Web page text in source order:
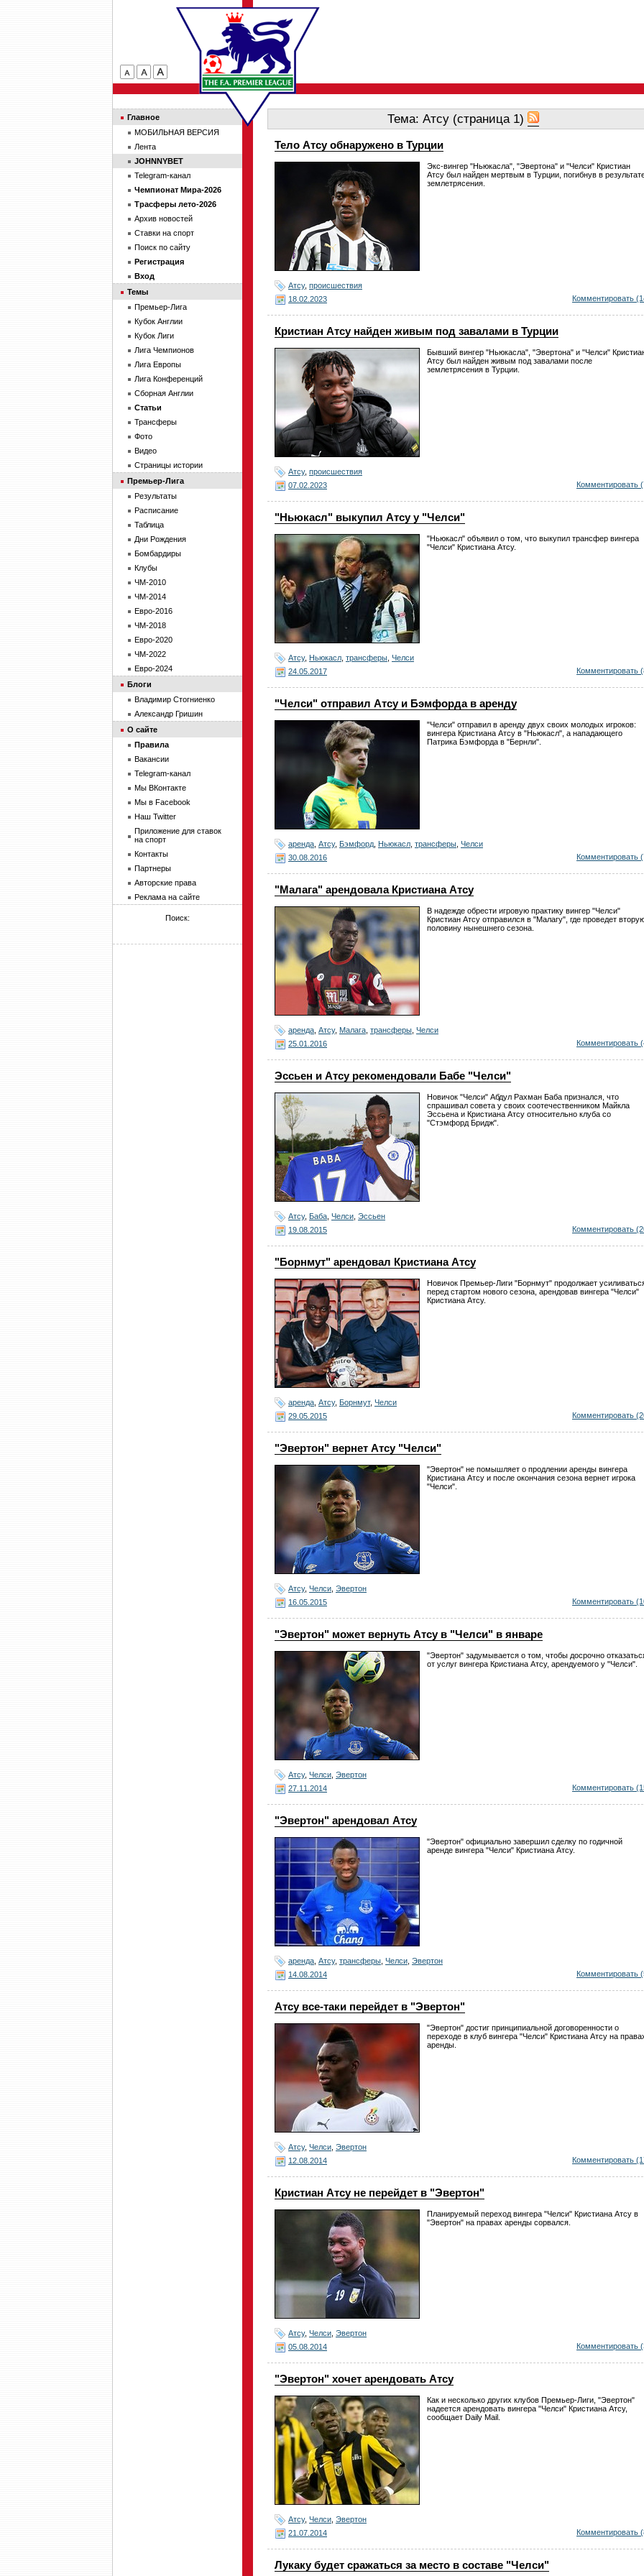
Тема: Атсу (страница 1)
Тело Атсу обнаружено в Турции
Экс-вингер "Ньюкасла", "Эвертона" и "Челси" Кристиан
Атсу был найден мертвым в Турции, погибнув в
землетрясения.
Атсу, происшествия
18.02.2023
Комментировать
Кристиан Атсу найден живым под завалами в Турции
Бывший вингер "Ньюкасла", "Эвертона" и "Челси"
Атсу был найден живым под завалами после
землетрясения в Турции.
Атсу, происшествия
07.02.2023
Комментировать
"Ньюкасл" выкупил Атсу у "Челси"
"Ньюкасл" объявил о том, что выкупил трансфер вингера
"Челси" Кристиана Атсу.
Атсу, Ньюкасл трансферы Челси
24.05.2017
Комментировать
"Челси" отправил Атсу и Бэмфорда в аренду
"Челси" отправил в аренду двух своих молодых игроков:
вингера Кристиана Атсу в "Ньюкасл", а нападающего
Патрика Бэмфорда в "Бернли".
аренда Атсу, Бэмфорд Ньюкасл трансферы Челси
30.08.2016
Комментировать
"Малага" арендовала Кристиана Атсу
В надежде обрести игровую практику вингер "Челси"
Кристиан Атсу отправился в "Малагу", где проведет
половину нынешнего сезона.
аренда Атсу, Малага трансферы Челси
25.01.2016
Комментировать
Эссьен и Атсу рекомендовали Бабе "Челси"
Новичок "Челси" Абдул Рахман Баба признался, что
спрашивал совета у своих соотечественником Майкла
Эссьена и Кристиана Атсу относительно клуба со
"Стэмфорд Бридж".
Атсу, Баба Челси Эссьен
19.08.2015
Комментировать
"Борнмут" арендовал Кристиана Атсу
Новичок Премьер-Лиги "Борнмут" продолжает
перед стартом нового сезона, арендовав вингера "Челси"
Кристиана Атсу.
аренда Атсу, Борнмут, Челси
29.05.2015
Комментировать
"Эвертон" вернет Атсу "Челси"
"Эвертон" не помышляет о продлении аренды вингера
Кристиана Атсу и после окончания сезона вернет игрока
"Челси".
Атсу, Челси Эвертон
16.05.2015
Комментировать
"Эвертон" может вернуть Атсу в "Челси" в январе
"Эвертон" задумывается о том, чтобы досрочно
от услуг вингера Кристиана Атсу, арендуемого у "Челси".
Атсу, Челси Эвертон
27.11.2014
Комментировать
"Эвертон" арендовал Атсу
"Эвертон" официально завершил сделку по годичной
аренде вингера "Челси" Кристиана Атсу.
аренда Атсу, трансферы Челси Эвертон
14.08.2014
Комментировать
Атсу все-таки перейдет в "Эвертон"
"Эвертон" достиг принципиальной договоренности о
переходе в клуб вингера "Челси" Кристиана Атсу на
аренды.
Атсу, Челси Эвертон
12.08.2014
Комментировать
Кристиан Атсу не перейдет в "Эвертон"
Планируемый переход вингера "Челси" Кристиана Атсу в
"Эвертон" на правах аренды сорвался.
Атсу, Челси Эвертон
05.08.2014
Комментировать
"Эвертон" хочет арендовать Атсу
Как и несколько других клубов Премьер-Лиги, "Эвертон"
надеется арендовать вингера "Челси" Кристиана Атсу,
сообщает Daily Mail.
Атсу, Челси Эвертон
21.07.2014
Комментировать
Лукаку будет сражаться за место в составе "Челси"
Главное
МОБИЛЬНАЯ ВЕРСИЯ
Лента
JOHNNYBET
Telegram-канал
Чемпионат Мира-2026
Трасферы лето-2026
Архив новостей
Ставки на спорт
Поиск по сайту
Регистрация
Вход
Темы
Премьер-Лига
Кубок Англии
Кубок Лиги
Лига Чемпионов
Лига Европы
Лига Конференций
Сборная Англии
Статьи
Трансферы
Фото
Видео
Страницы истории
Премьер-Лига
Результаты
Расписание
Таблица
Дни Рождения
Бомбардиры
Клубы
ЧМ-2010
ЧМ-2014
Евро-2016
ЧМ-2018
Евро-2020
ЧМ-2022
Евро-2024
Блоги
Владимир Стогниенко
Александр Гришин
О сайте
Правила
Вакансии
Telegram-канал
Мы ВКонтакте
Мы в Facebook
Наш Twitter
Приложение для ставок
на спорт
Контакты
Партнеры
Авторские права
Реклама на сайте
Поиск: